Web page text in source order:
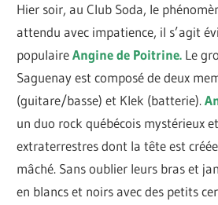
Hier soir, au Club Soda, le
attendu avec impatience, il s’agit
populaireAngine de Poitrine. Le
Saguenay est composé de deux
(guitare/basse) et Klek (batterie).
un duo rock québécois mystérieux
extraterrestres dont la tête est
mâché. Sans oublier leurs bras et
en blancs et noirs avec des petits